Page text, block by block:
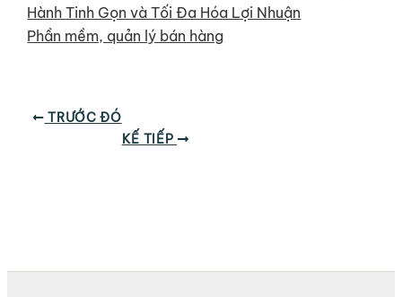
Hành Tinh Gọn và Tối Đa Hóa Lợi Nhuận
Phần mềm, quản lý bán hàng
TRƯỚC ĐÓ
KẾ TIẾP